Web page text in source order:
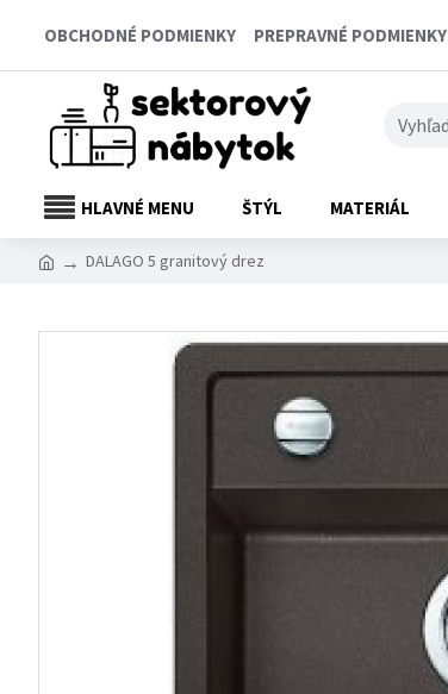
OBCHODNÉ PODMIENKY PREPRAVNÉ PODMIENKY
HLAVNÉ MENU ŠTÝL MATERIÁL
DALAGO 5 granitový drez